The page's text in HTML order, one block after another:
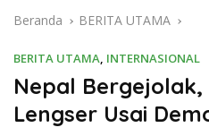
Beranda BERITA UTAMA
BERITA UTAMA, INTERNASIONAL
Nepal
Lengser Usai